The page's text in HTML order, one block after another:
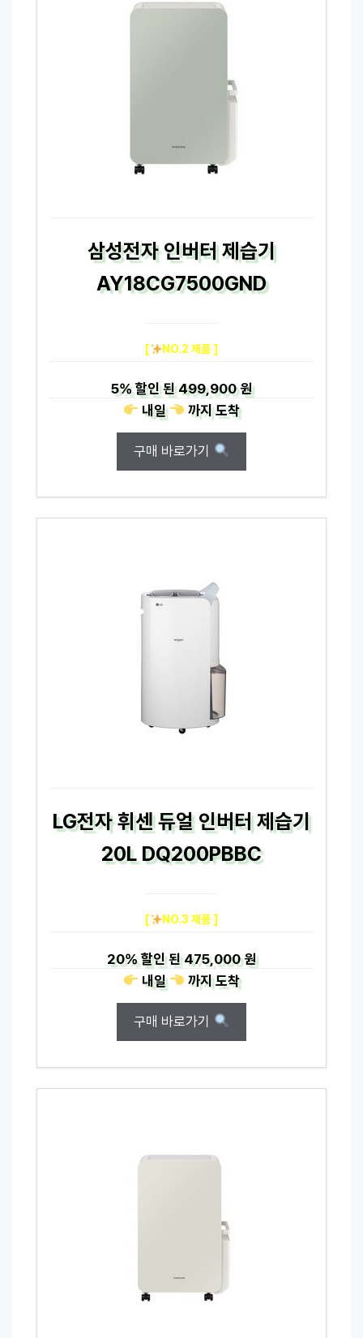
삼성전자 인버터 제습기
AY18CG7500GND
[ NO.2 제품 ]
5%할인 된499,900 원
내일
까지도착
구매 바로가기
LG전자 휘센 듀얼 인버터 제습기
20L DQ200PBBC
[ NO.3 제품 ]
20%할인 된475,000 원
내일
까지도착
구매 바로가기